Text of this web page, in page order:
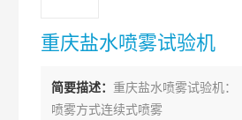
重庆盐水喷雾试验机
简要描述： 重庆盐水喷雾试验机：
喷雾方式连续式喷雾